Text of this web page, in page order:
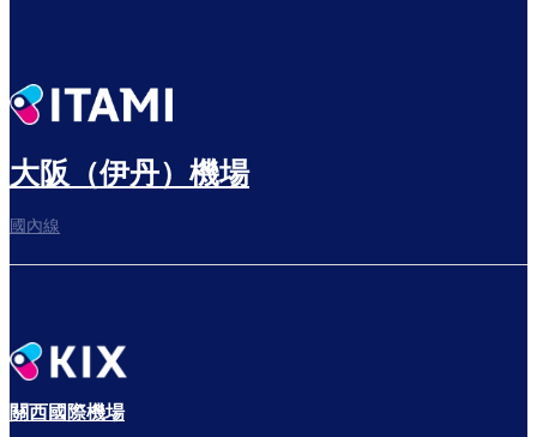
往登機門
大阪（伊丹）機場
國內線
關西國際機場